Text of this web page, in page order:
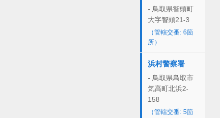
- 鳥取県智頭町
大字智頭21-3
（管轄交番: 6箇
所）
浜村警察署
- 鳥取県鳥取市
気高町北浜2-
158
（管轄交番: 5箇